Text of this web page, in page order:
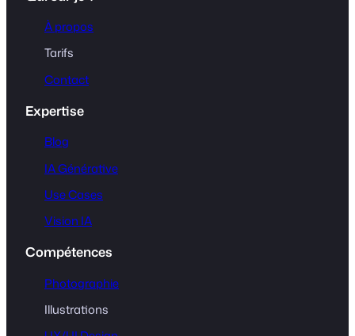
À propos
Tarifs
Contact
Expertise
Blog
IA Générative
Use Cases
Vision IA
Compétences
Photographie
Illustrations